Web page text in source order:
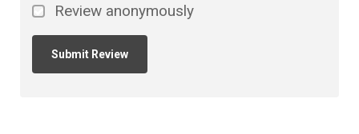
Review anonymously